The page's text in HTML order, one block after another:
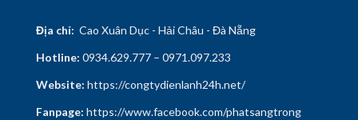
Địa chỉ: Cao Xuân Dục - Hải Châu - Đà Nẵng
Hotline: 0934.629.777 – 0971.097.233
Website: https://congtydienlanh24h.net/
Fanpage: https://www.facebook.com/phatsangtrong